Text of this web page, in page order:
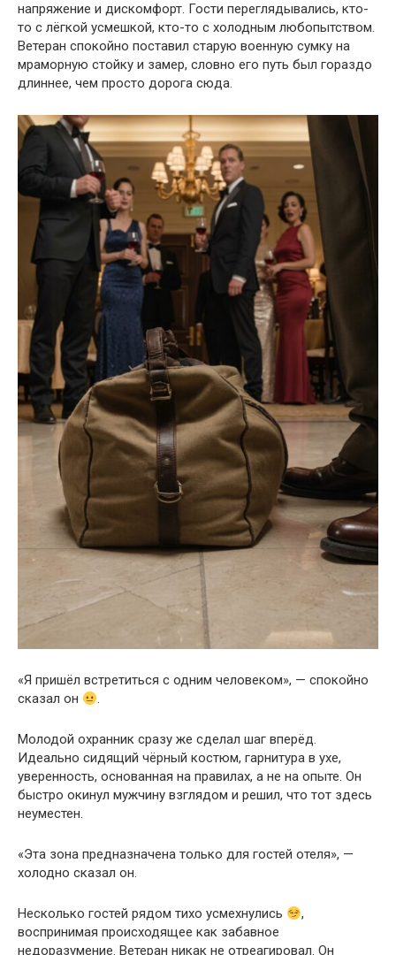
напряжение и дискомфорт. Гости переглядывались, кто-
то с лёгкой усмешкой, кто-то с холодным любопытством.
Ветеран спокойно поставил старую военную сумку на
мраморную стойку и замер, словно его путь был гораздо
длиннее, чем просто дорога сюда.
«Я пришёл встретиться с одним человеком», — спокойно
сказал он
.
Молодой охранник сразу же сделал шаг вперёд.
Идеально сидящий чёрный костюм, гарнитура в ухе,
уверенность, основанная на правилах, а не на опыте. Он
быстро окинул мужчину взглядом и решил, что тот здесь
неуместен.
«Эта зона предназначена только для гостей отеля», —
холодно сказал он.
Несколько гостей рядом тихо усмехнулись
,
воспринимая происходящее как забавное
недоразумение. Ветеран никак не отреагировал. Он